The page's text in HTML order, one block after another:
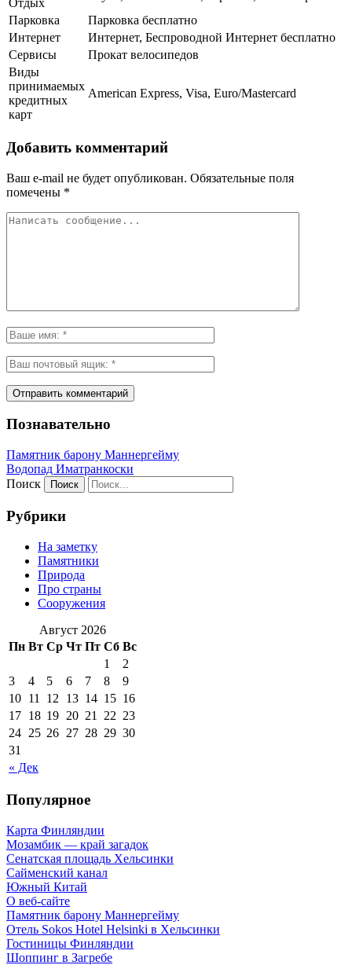
Отдых
Парковка
Парковка бесплатно
Интернет
Интернет, Беспроводной Интернет бесплатно
Сервисы
Прокат велосипедов
Виды
принимаемых
кредитных
карт
American Express, Visa, Euro/Mastercard
Добавить комментарий
Ваш e-mail не будет опубликован. Обязательные поля
помечены *
Познавательно
Памятник барону Маннергейму
Водопад Иматранкоски
Поиск
Рубрики
На заметку
Памятники
Природа
Про страны
Сооружения
Август 2026
Пн Вт Ср Чт Пт Сб Вс
« Дек
1
2
3
4 5 6 7 8
9
10 11 12 13 14 15 16
17 18 19 20 21 22 23
24 25 26 27 28 29 30
31
Популярное
Карта Финляндии
Мозамбик — край загадок
Сенатская площадь Хельсинки
Сайменский канал
Южный Китай
О веб-сайте
Памятник барону Маннергейму
Отель Sokos Hotel Helsinki в Хельсинки
Гостиницы Финляндии
Шоппинг в Загребе